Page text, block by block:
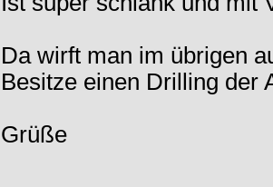
Da wirft man im übrigen
Besitze einen Drilling der
Grüße